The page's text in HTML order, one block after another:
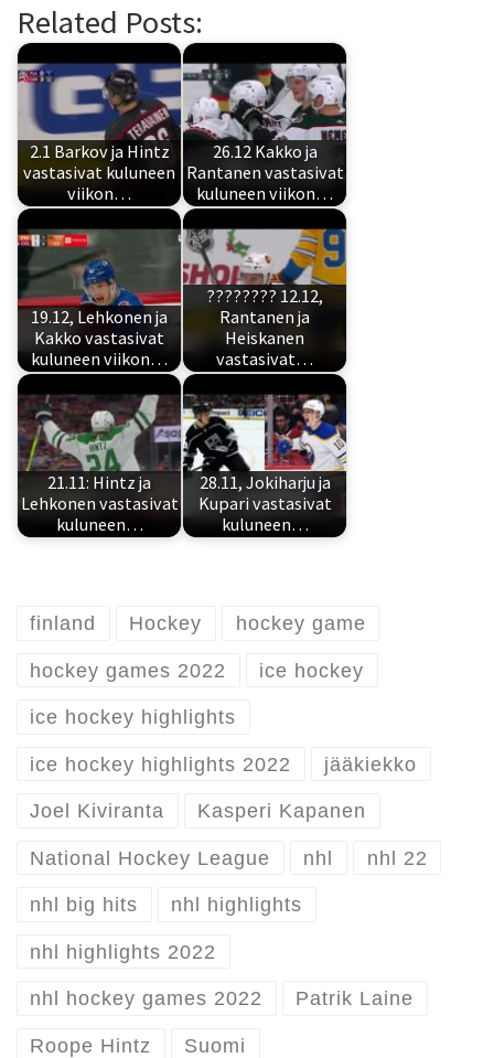
Related Posts:
2.1 Barkov ja Hintz
vastasivat kuluneen
viikon…
26.12 Kakko ja
Rantanen vastasivat
kuluneen viikon…
19.12, Lehkonen ja
Kakko vastasivat
kuluneen viikon…
???????? 12.12,
Rantanen ja
Heiskanen
vastasivat…
21.11: Hintz ja
Lehkonen vastasivat
kuluneen…
28.11, Jokiharju ja
Kupari vastasivat
kuluneen…
finland Hockey hockey game
hockey games 2022 ice hockey
ice hockey highlights
ice hockey highlights 2022 jääkiekko
Joel Kiviranta Kasperi Kapanen
National Hockey League nhl nhl 22
nhl big hits nhl highlights
nhl highlights 2022
nhl hockey games 2022 Patrik Laine
Roope Hintz Suomi